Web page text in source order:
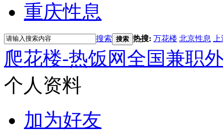
重庆性息
搜索 搜索 热搜: 万花楼 北京性息
爬花楼-热饭网全国兼职
个人资料
加为好友